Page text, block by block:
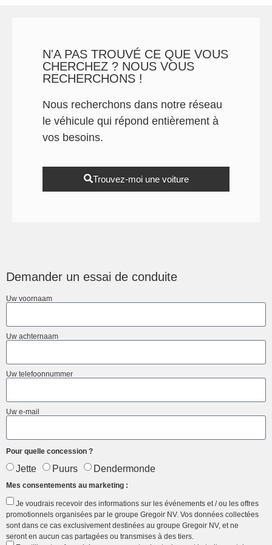
N'A PAS TROUVÉ CE QUE VOUS
CHERCHEZ ? NOUS VOUS
RECHERCHONS !
Nous recherchons dans notre réseau
le véhicule qui répond entièrement à
vos besoins.
Trouvez-moi une voiture
Demander un essai de conduite
Uw voornaam
Uw achternaam
Uw telefoonnummer
Uw e-mail
Pour quelle concession ?
Jette Puurs Dendermonde
Mes consentements au marketing :
Je voudrais recevoir des informations sur les événements et / ou les offres
promotionnels organisées par le groupe Gregoir NV. Vos données collectées
sont dans ce cas exclusivement destinées au groupe Gregoir NV, et ne
seront en aucun cas partagées ou transmises à des tiers.